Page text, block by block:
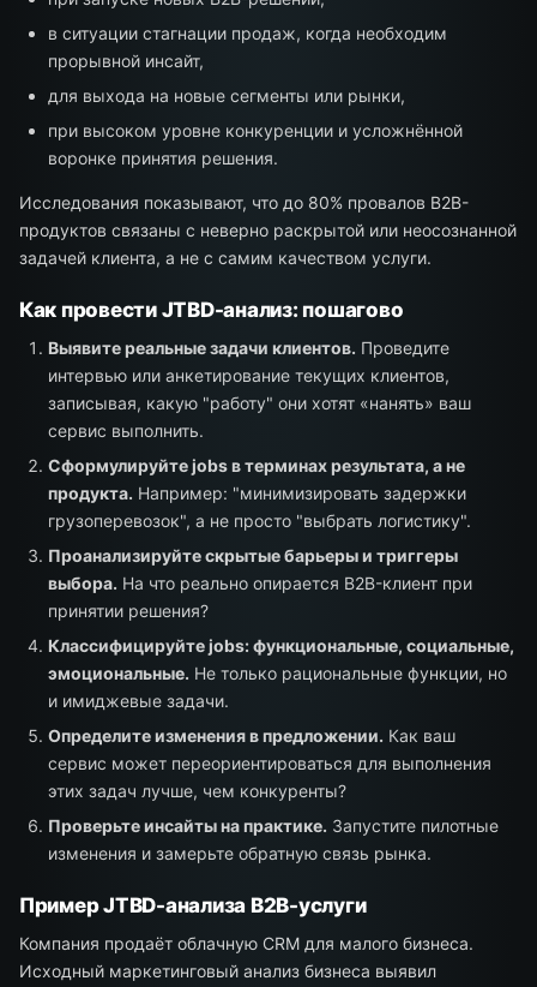
в ситуации стагнации продаж, когда необходим
прорывной инсайт,
для выхода на новые сегменты или рынки,
при высоком уровне конкуренции и усложнённой
воронке принятия решения.
Исследования показывают, что до 80% провалов B2B-
продуктов связаны с неверно раскрытой или неосознанной
задачей клиента, а не с самим качеством услуги.
Как провести JTBD-анализ: пошагово
Выявите реальные задачи клиентов. Проведите
интервью или анкетирование текущих клиентов,
записывая, какую "работу" они хотят «нанять» ваш
сервис выполнить.
Сформулируйте jobs в терминах результата, а не
продукта. Например: "минимизировать задержки
грузоперевозок", а не просто "выбрать логистику".
Проанализируйте скрытые барьеры и триггеры
выбора. На что реально опирается B2B-клиент при
принятии решения?
Классифицируйте jobs: функциональные, социальные,
эмоциональные. Не только рациональные функции, но
и имиджевые задачи.
Определите изменения в предложении. Как ваш
сервис может переориентироваться для выполнения
этих задач лучше, чем конкуренты?
Проверьте инсайты на практике. Запустите пилотные
изменения и замерьте обратную связь рынка.
Пример JTBD-анализа B2B-услуги
Компания продаёт облачную CRM для малого бизнеса.
Исходный маркетинговый анализ бизнеса выявил